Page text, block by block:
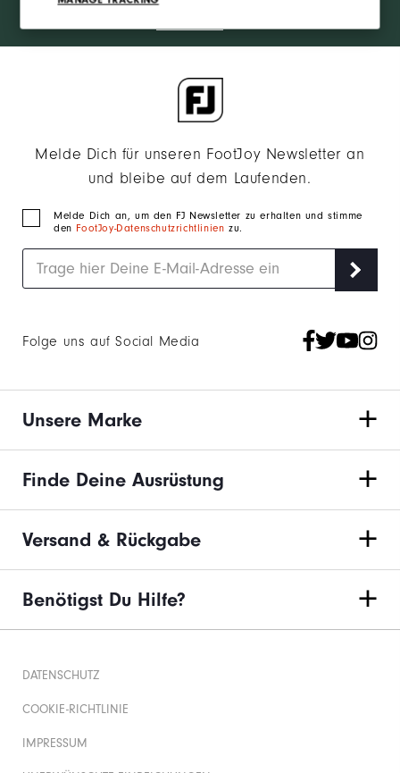
products?
Melde Dich für unseren FootJoy Newsletter an
und bleibe auf dem Laufenden.
Melde Dich an, um den FJ Newsletter zu erhalten und stimme
den FootJoy-Datenschutzrichtlinienzu.
Folge uns auf Social Media
Unsere Marke
Finde Deine Ausrüstung
Versand & Rückgabe
Benötigst Du Hilfe?
DATENSCHUTZ
COOKIE-RICHTLINIE
IMPRESSUM